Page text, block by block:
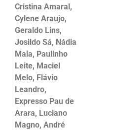
Cristina Amaral,
Cylene Araujo,
Geraldo Lins,
Josildo Sá, Nádia
Maia, Paulinho
Leite, Maciel
Melo, Flávio
Leandro,
Expresso Pau de
Arara, Luciano
Magno, André